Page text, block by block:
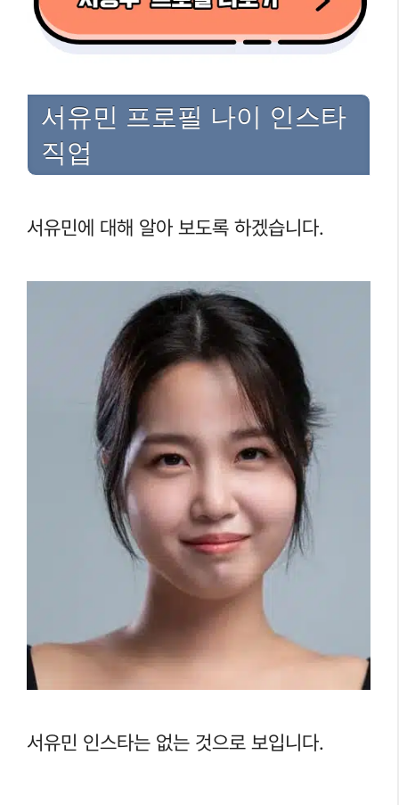
서유민 프로필 나이 인스타
직업
서유민에 대해 알아 보도록 하겠습니다.
서유민 인스타는 없는 것으로 보입니다.